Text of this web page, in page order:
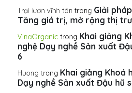
Trại lươn vĩnh tân trong Giải
Tăng giá trị, mở rộng thị
VinaOrganic trong Khai giảng
nghệ Dạy nghề Sản xuất
6
Huong trong Khai giảng Khoá
Dạy nghề Sản xuất Đậu hũ